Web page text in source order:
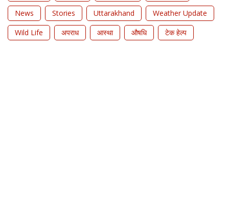
News
Stories Uttarakhand
Weather Update
Wild Life
अपराध आस्था औषधि टेक हेल्प